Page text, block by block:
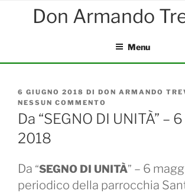
Menu
PUBBLICATO
IL
6 GIUGNO 2018 DI DON ARMANDO
NESSUN COMMENTO
DA
“SEGNO
6
2018
Da “SEGNO DI UNITÀ” –
2018
Da “SEGNO DI UNITÀ” – 6
periodico della parrocchia